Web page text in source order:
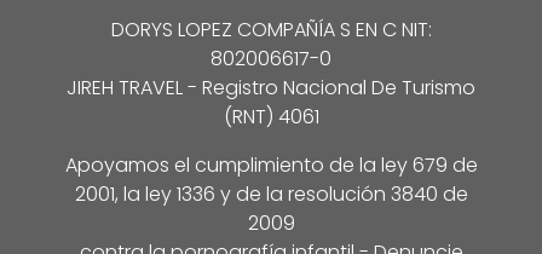
DORYS LOPEZ COMPAÑÍA S EN C NIT:
802006617-0
JIREH TRAVEL - Registro Nacional De Turismo
(RNT) 4061
Apoyamos el cumplimiento de la ley 679 de
2001, la ley 1336 y de la resolución 3840 de
2009